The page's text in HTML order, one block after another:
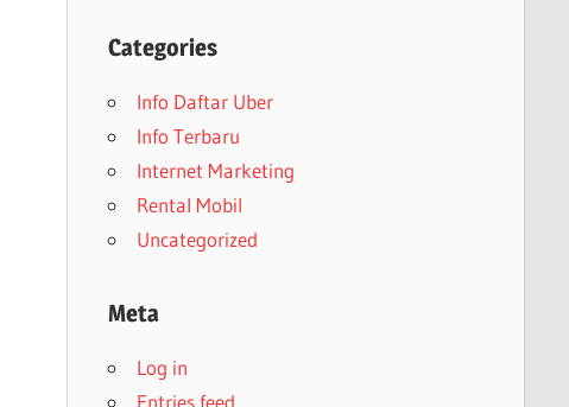
Categories
Info Daftar Uber
Info Terbaru
Internet Marketing
Rental Mobil
Uncategorized
Meta
Log in
Entries feed